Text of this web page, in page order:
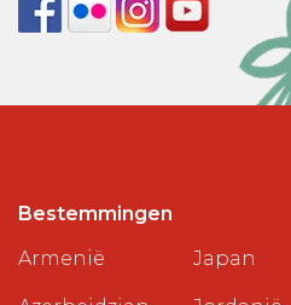
Bestemmingen
Armenië
Japan